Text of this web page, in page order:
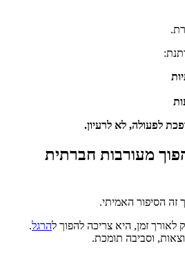
לפעולה, לא לרעיון.
מעורבות חברתית
זה הסיפור האמיתי.
לאורך זמן, היא צריכה להפוך להרגל.
וסביבה תומכת.